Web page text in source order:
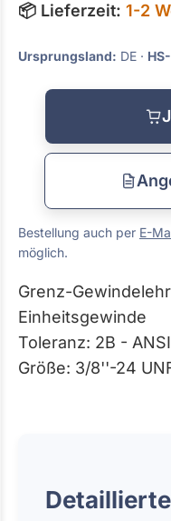
📦 Lieferzeit: 1-2
Ursprungsland: DE ·
Bestellung auch per E-
möglich.
Grenz-
Einheitsgewinde
Toleranz: 2B - ANSI
Größe: 3/8''-24
Detaillierte